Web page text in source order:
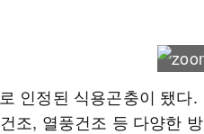
인정된 식용곤충이 됐다.
조, 열풍건조 등 다양한 방